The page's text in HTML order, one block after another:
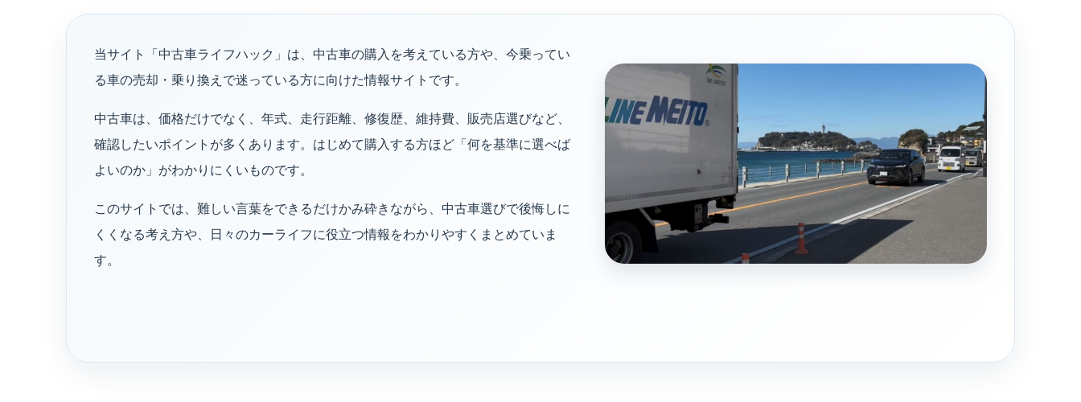
当サイト「中古車ライフハック」は、中古車の購入を考えている方や、今乗ってい
る車の売却・乗り換えで迷っている方に向けた情報サイトです。
中古車は、価格だけでなく、年式、走行距離、修復歴、維持費、販売店選びなど、
確認したいポイントが多くあります。はじめて購入する方ほど「何を基準に選べば
よいのか」がわかりにくいものです。
このサイトでは、難しい言葉をできるだけかみ砕きながら、中古車選びで後悔しに
くくなる考え方や、日々のカーライフに役立つ情報をわかりやすくまとめていま
す。